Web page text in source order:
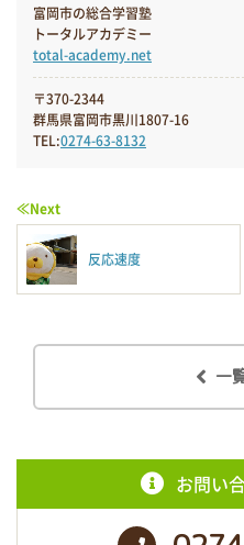
富岡市の総合学習塾
トータルアカデミー
total-academy.net
〒370-2344
群馬県富岡市黒川1807-16
TEL:0274-63-8132
≪Next
反応速度
一
お問い